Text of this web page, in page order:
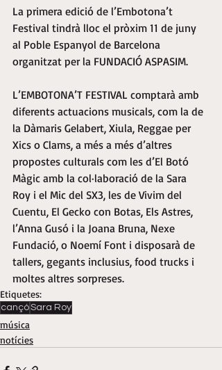
La primera edició de l’Embotona’t
Festival tindrà lloc el pròxim 11 de juny
al Poble Espanyol de Barcelona
organitzat per la FUNDACIÓ ASPASIM.
L’EMBOTONA’T FESTIVAL comptarà amb
diferents actuacions musicals, com la de
la Dàmaris Gelabert, Xiula, Reggae per
Xics o Clams, a més a més d’altres
propostes culturals com les d’El Botó
Màgic amb la col·laboració de la Sara
Roy i el Mic del SX3, les de Vivim del
Cuentu, El Gecko con Botas, Els Astres,
l’Anna Gusó i la Joana Bruna, Nexe
Fundació, o Noemí Font i disposarà de
tallers, gegants inclusius, food trucks i
moltes altres sorpreses.
Etiquetes:
cançóSara Roy
música
notícies